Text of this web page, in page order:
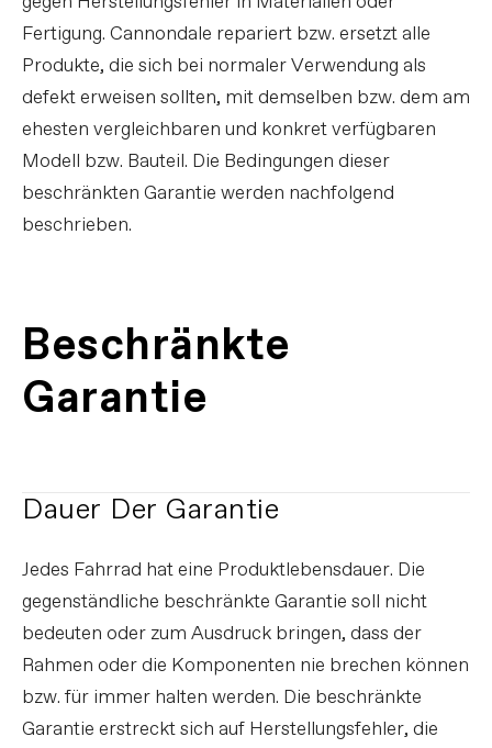
Fertigung. Cannondale repariert bzw. ersetzt alle
Produkte, die sich bei normaler Verwendung als
defekt erweisen sollten, mit demselben bzw. dem am
ehesten vergleichbaren und konkret verfügbaren
Modell bzw. Bauteil. Die Bedingungen dieser
beschränkten Garantie werden nachfolgend
beschrieben.
Beschränkte
Garantie
Dauer Der Garantie
Jedes Fahrrad hat eine Produktlebensdauer. Die
gegenständliche beschränkte Garantie soll nicht
bedeuten oder zum Ausdruck bringen, dass der
Rahmen oder die Komponenten nie brechen können
bzw. für immer halten werden. Die beschränkte
Garantie erstreckt sich auf Herstellungsfehler, die